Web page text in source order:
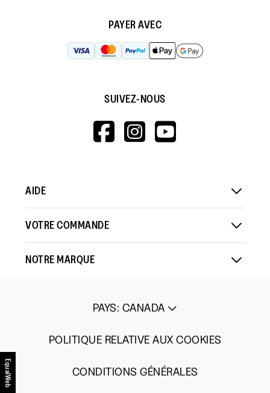
PAYER AVEC
SUIVEZ-NOUS
HTTPS://
HTTPS://
AIDE
VOTRE COMMANDE
NOTRE MARQUE
PAYS: CANADA
POLITIQUE RELATIVE AUX COOKIES
CONDITIONS GÉNÉRALES
EqualWeb